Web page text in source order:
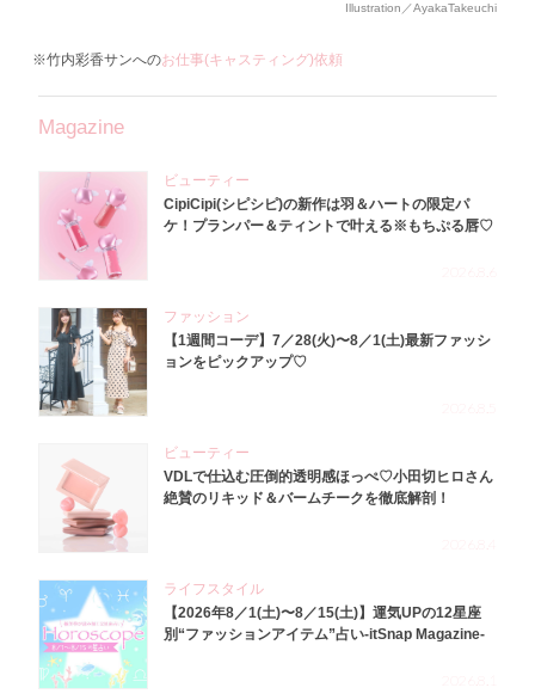
Illustration／AyakaTakeuchi
※竹内彩香サンへのお仕事(キャスティング)依頼
Magazine
ビューティー
CipiCipi(シピシピ)の新作は羽＆ハートの限定パ
ケ！プランパー＆ティントで叶える※もちぷる唇♡
ファッション
【1週間コーデ】7／28(火)〜8／1(土)最新ファッシ
ョンをピックアップ♡
ビューティー
VDLで仕込む圧倒的透明感ほっぺ♡小田切ヒロさん
絶賛のリキッド＆バームチークを徹底解剖！
ライフスタイル
【2026年8／1(土)〜8／15(土)】運気UPの12星座
別“ファッションアイテム”占い-itSnap Magazine-